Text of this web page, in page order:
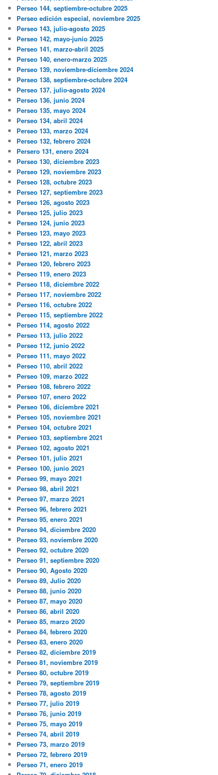
Perseo 144, septiembre-octubre 2025
Perseo edición especial, noviembre 2025
Perseo 143, julio-agosto 2025
Perseo 142, mayo-junio 2025
Perseo 141, marzo-abril 2025
Perseo 140, enero-marzo 2025
Perseo 139, noviembre-diciembre 2024
Perseo 138, septiembre-octubre 2024
Perseo 137, julio-agosto 2024
Perseo 136, junio 2024
Perseo 135, mayo 2024
Perseo 134, abril 2024
Perseo 133, marzo 2024
Perseo 132, febrero 2024
Persero 131, enero 2024
Perseo 130, diciembre 2023
Perseo 129, noviembre 2023
Perseo 128, octubre 2023
Perseo 127, septiembre 2023
Perseo 126, agosto 2023
Perseo 125, julio 2023
Perseo 124, junio 2023
Perseo 123, mayo 2023
Perseo 122, abril 2023
Perseo 121, marzo 2023
Perseo 120, febrero 2023
Perseo 119, enero 2023
Perseo 118, diciembre 2022
Perseo 117, noviembre 2022
Perseo 116, octubre 2022
Perseo 115, septiembre 2022
Perseo 114, agosto 2022
Perseo 113, julio 2022
Perseo 112, junio 2022
Perseo 111, mayo 2022
Perseo 110, abril 2022
Perseo 109, marzo 2022
Perseo 108, febrero 2022
Perseo 107, enero 2022
Perseo 106, diciembre 2021
Perseo 105, noviembre 2021
Perseo 104, octubre 2021
Perseo 103, septiembre 2021
Perseo 102, agosto 2021
Perseo 101, julio 2021
Perseo 100, junio 2021
Perseo 99, mayo 2021
Perseo 98, abril 2021
Perseo 97, marzo 2021
Perseo 96, febrero 2021
Perseo 95, enero 2021
Perseo 94, diciembre 2020
Perseo 93, noviembre 2020
Perseo 92, octubre 2020
Perseo 91, septiembre 2020
Perseo 90, Agosto 2020
Perseo 89, Julio 2020
Perseo 88, junio 2020
Perseo 87, mayo 2020
Perseo 86, abril 2020
Perseo 85, marzo 2020
Perseo 84, febrero 2020
Perseo 83, enero 2020
Perseo 82, diciembre 2019
Perseo 81, noviembre 2019
Perseo 80, octubre 2019
Perseo 79, septiembre 2019
Perseo 78, agosto 2019
Perseo 77, julio 2019
Perseo 76, junio 2019
Perseo 75, mayo 2019
Perseo 74, abril 2019
Perseo 73, marzo 2019
Perseo 72, febrero 2019
Perseo 71, enero 2019